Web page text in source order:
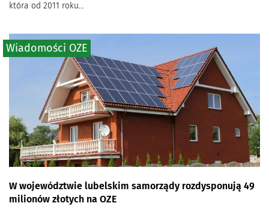
która od 2011 roku...
W województwie lubelskim samorządy rozdysponują 49
milionów złotych na OZE
Wiadomości OZE